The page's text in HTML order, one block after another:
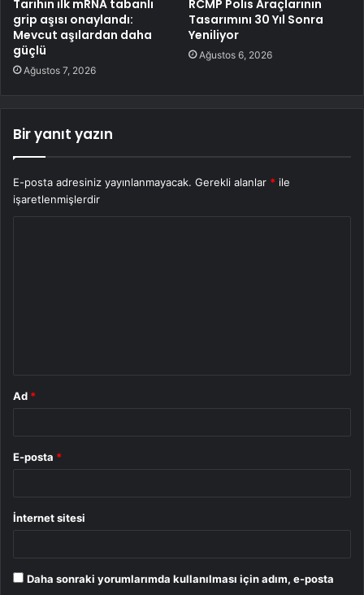
Tarihin ilk mRNA tabanlı
grip aşısı onaylandı:
Mevcut aşılardan daha
güçlü
Ağustos 7, 2026
RCMP Polis Araçlarının
Tasarımını 30 Yıl Sonra
Yeniliyor
Ağustos 6, 2026
Bir yanıt yazın
E-posta adresiniz yayınlanmayacak. Gerekli alanlar * ile
işaretlenmişlerdir
Ad *
E-posta *
İnternet sitesi
Daha sonraki yorumlarımda kullanılması için adım, e-posta